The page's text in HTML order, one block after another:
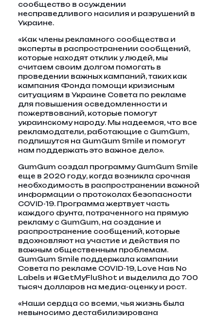
сообщество в осуждении
несправедливого насилия и разрушений в
Украине.
«Как члены рекламного сообщества и
эксперты в распространении сообщений,
которые находят отклик у людей, мы
считаем своим долгом помогать в
проведении важных кампаний, таких как
кампания Фонда помощи кризисным
ситуациям в Украине Совета по рекламе
для повышения осведомленности и
пожертвований, которые помогут
украинскому народу. Мы надеемся, что все
рекламодатели, работающие с GumGum,
подпишутся на GumGum Smile и помогут
нам поддержать это важное дело».
GumGum создал программу GumGum Smile
еще в 2020 году, когда возникла срочная
необходимость в распространении важной
информации о протоколах безопасности
COVID-19. Программа жертвует часть
каждого фунта, потраченного на прямую
рекламу с GumGum, на создание и
распространение сообщений, которые
вдохновляют на участие и действия по
важным общественным проблемам.
GumGum Smile поддержала кампании
Совета по рекламе COVID-19, Love Has No
Labels и #GetMyFluShot и выделила до 700
тысяч долларов на медиа-оценку и рост.
«Наши сердца со всеми, чья жизнь была
невыносимо дестабилизирована